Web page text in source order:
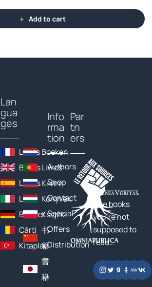
Add to cart
Lan
gua
ges
Livres
Books
Libros
Libri
Bücher
Cărți
Kitaplar
Boeken
Livros
Книги
Könyvek
Książki
书
籍
書
籍
Info
rma
tion
Authors
Shop
Contact
Special
Offers
Distribution
Par
tn
ers
The books
you’re not
supposed to
read…